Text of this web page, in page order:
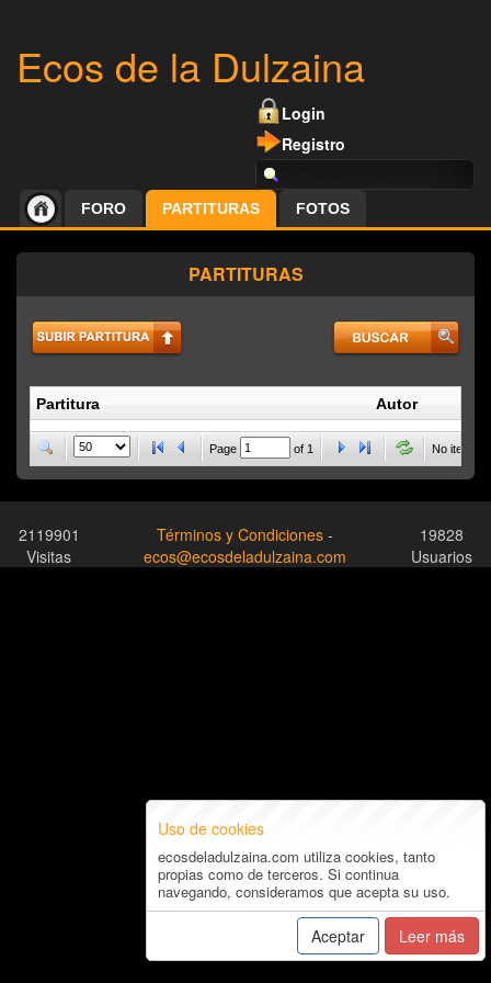
Ecos de la Dulzaina
Login
Registro
FORO PARTITURAS FOTOS
PARTITURAS
Partitura Autor
Page of 1 No items
2119901
Visitas
Términos y Condiciones -
ecos@ecosdeladulzaina.com
19828
Usuarios
Uso de cookies
ecosdeladulzaina.com utiliza cookies, tanto
propias como de terceros. Si continua
navegando, consideramos que acepta su uso.
Aceptar Leer más